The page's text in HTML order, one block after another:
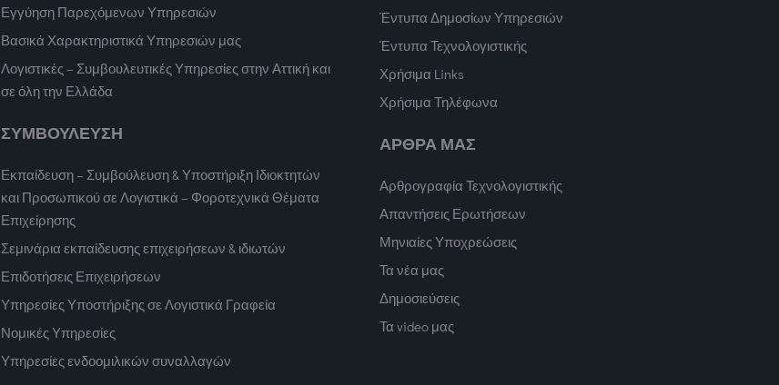
Εγγύηση Παρεχόμενων Υπηρεσιών
Βασικά Χαρακτηριστικά Υπηρεσιών μας
Λογιστικές – Συμβουλευτικές Υπηρεσίες στην Αττική και
σε όλη την Ελλάδα
ΣΥΜΒΟΥΛΕΥΣΗ
Εκπαίδευση – Συμβούλευση & Υποστήριξη Ιδιοκτητών
και Προσωπικού σε Λογιστικά – Φοροτεχνικά Θέματα
Επιχείρησης
Σεμινάρια εκπαίδευσης επιχειρήσεων & ιδιωτών
Επιδοτήσεις Επιχειρήσεων
Υπηρεσίες Υποστήριξης σε Λογιστικά Γραφεία
Νομικές Υπηρεσίες
Υπηρεσίες ενδοομιλικών συναλλαγών
Έντυπα Δημοσίων Υπηρεσιών
Έντυπα Τεχνολογιστικής
Χρήσιμα Links
Χρήσιμα Τηλέφωνα
ΑΡΘΡΑ ΜΑΣ
Αρθρογραφία Τεχνολογιστικής
Απαντήσεις Ερωτήσεων
Μηνιαίες Υποχρεώσεις
Τα νέα μας
Δημοσιεύσεις
Τα video μας